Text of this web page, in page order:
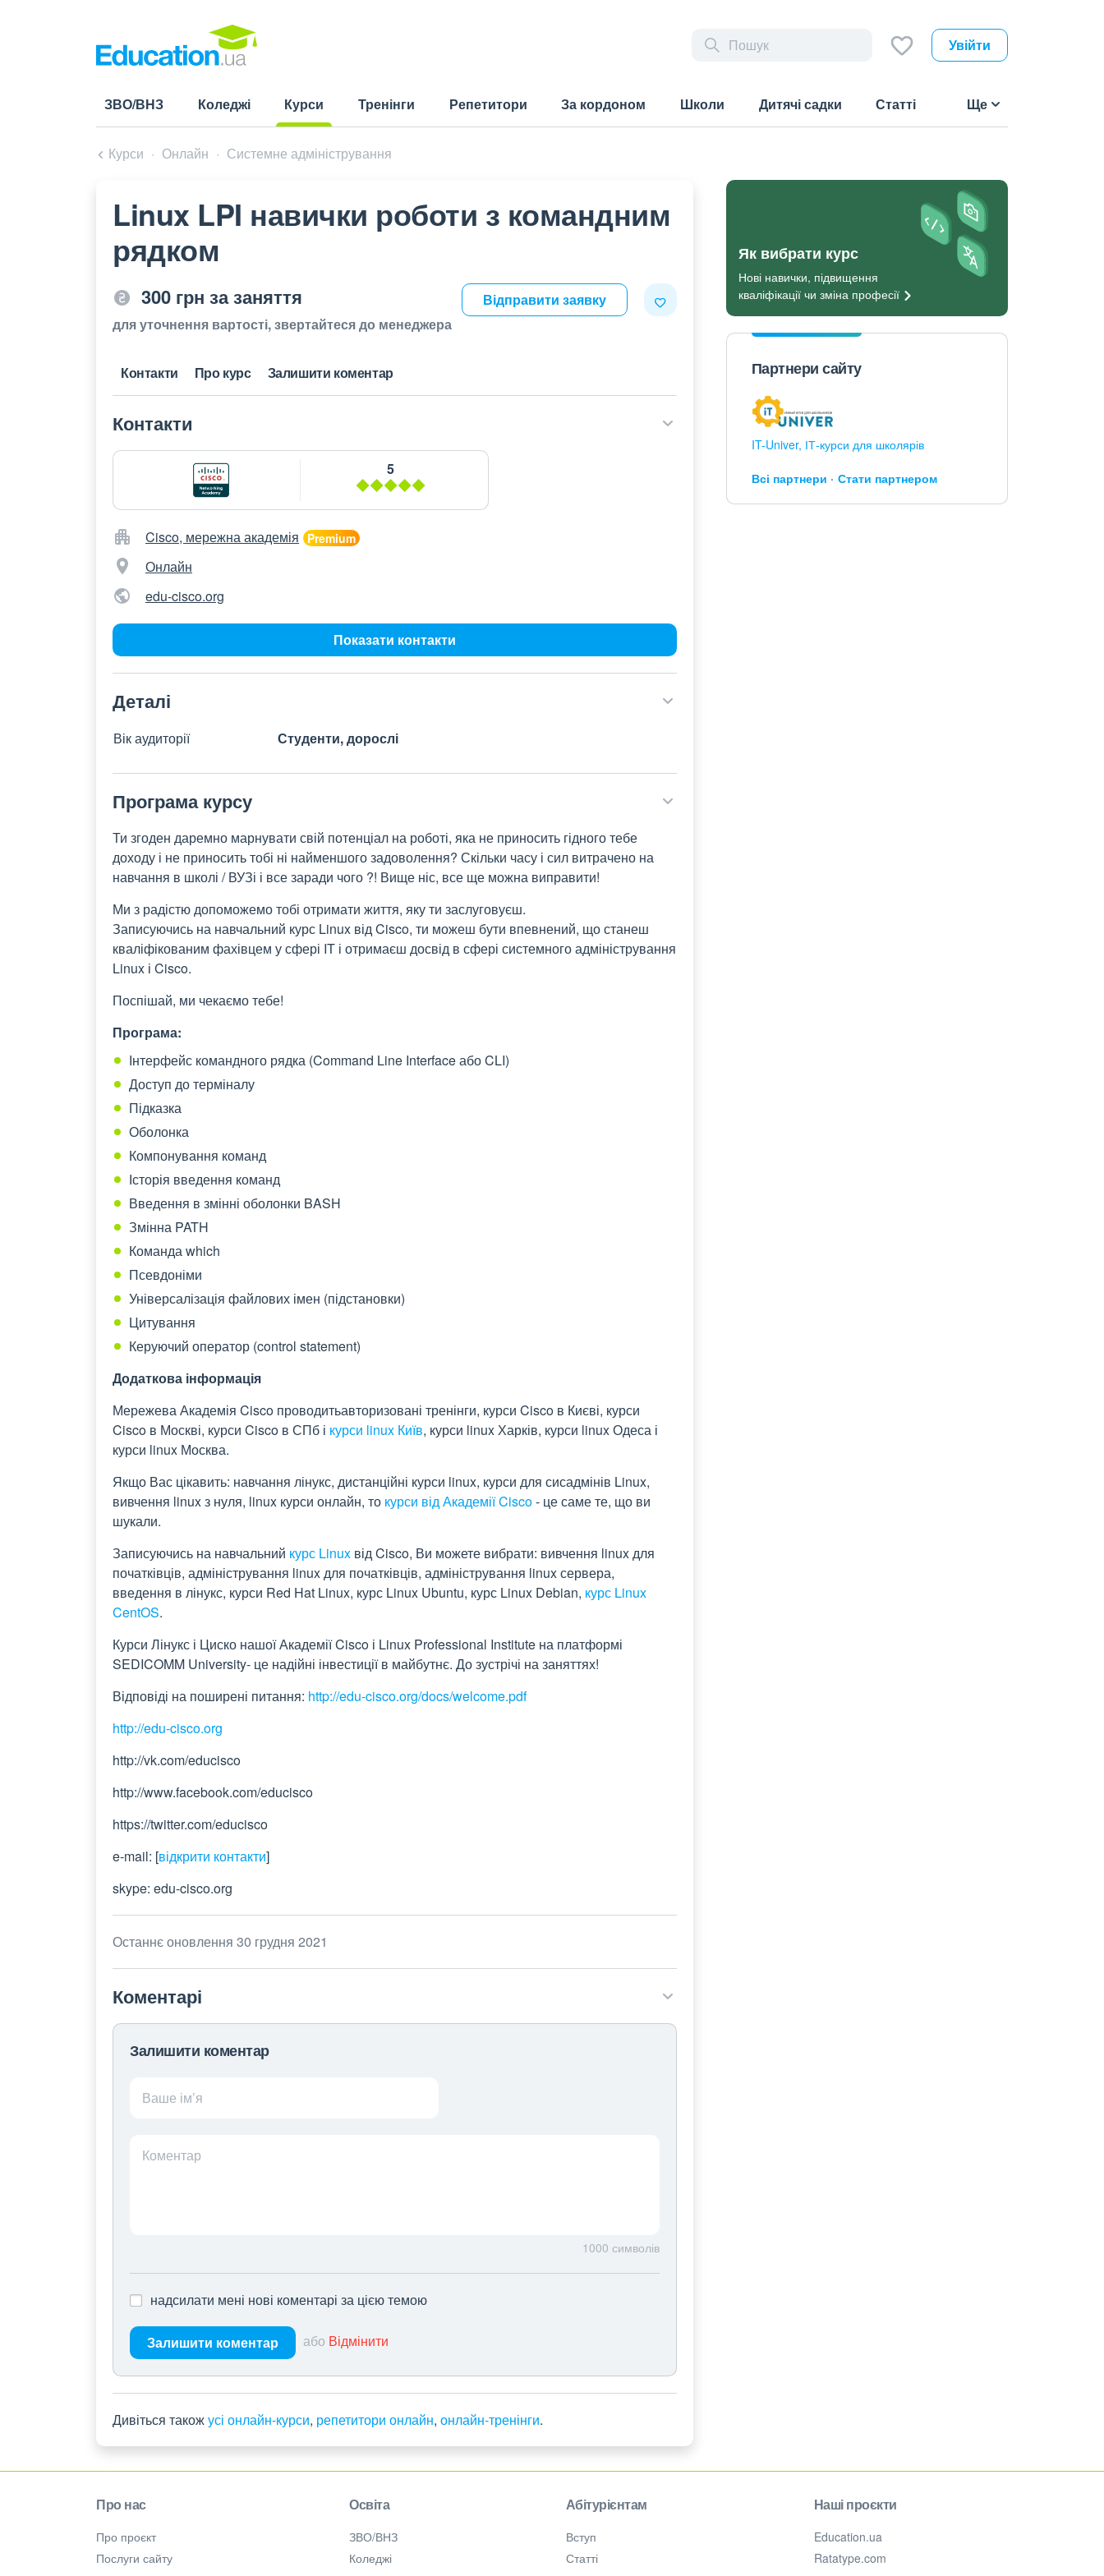
Увійти
ЗВО/ВНЗ Коледжі
Курси
Тренінги Репетитори За кордоном Школи Дитячі садки Статті Ще
Курси Онлайн Системне адміністрування
Linux LPI навички роботи з командним
рядком
300 грн за заняття
для уточнення вартості, звертайтеся до менеджера
Відправити заявку
Контакти Про курс Залишити коментар
Контакти
5
Cisco, мережна академія
Онлайн
edu-cisco.org
Показати контакти
Деталі
Вік аудиторії Студенти, дорослі
Програма курсу
Ти згоден даремно марнувати свій потенціал на роботі, яка не приносить гідного тебе
доходу і не приносить тобі ні найменшого задоволення? Скільки часу і сил витрачено на
навчання в школі / ВУЗі і все заради чого ?! Вище ніс, все ще можна виправити!
Ми з радістю допоможемо тобі отримати життя, яку ти заслуговуєш.
Записуючись на навчальний курс Linux від Cisco, ти можеш бути впевнений, що станеш
кваліфікованим фахівцем у сфері IT і отримаєш досвід в сфері системного адміністрування
Linux і Cisco.
Поспішай, ми чекаємо тебе!
Програма:
Інтерфейс командного рядка (Command Line Interface або CLI)
Доступ до терміналу
Підказка
Оболонка
Компонування команд
Історія введення команд
Введення в змінні оболонки BASH
Змінна PATH
Команда which
Псевдоніми
Універсалізація файлових імен (підстановки)
Цитування
Керуючий оператор (control statement)
Додаткова інформація
Мережева Академія Cisco проводитьавторизовані тренінги, курси Cisco в Києві, курси
Cisco в Москві, курси Cisco в СПб і курси linux Київ, курси linux Харків, курси linux Одеса і
курси linux Москва.
Якщо Вас цікавить: навчання лінукс, дистанційні курси linux, курси для сисадмінів Linux,
вивчення linux з нуля, linux курси онлайн, то курси від Академії Cisco- це саме те, що ви
шукали.
Записуючись на навчальний курс Linux від Cisco, Ви можете вибрати: вивчення linux для
початківців, адміністрування linux для початківців, адміністрування linux сервера,
введення в лінукс, курси Red Hat Linux, курс Linux Ubuntu, курс Linux Debian, курс Linux
CentOS.
Курси Лінукс і Циско нашої Академії Cisco і Linux Professional Institute на платформі
SEDICOMM University- це надійні інвестиції в майбутнє. До зустрічі на заняттях!
Відповіді на поширені питання: http://edu-cisco.org/docs/welcome.pdf
http://edu-cisco.org
http://vk.com/educisco
http://www.facebook.com/educisco
https://twitter.com/educisco
e-mail: [відкрити контакти]
skype: edu-cisco.org
Останнє оновлення 30 грудня 2021
Коментарі
Залишити коментар
Ваше ім’я
Коментар
1000 символів
надсилати мені нові коментарі за цією темою
Залишити коментар або Відмінити
Дивіться такожусі онлайн-курси, репетитори онлайн, онлайн-тренінги.
Як вибрати курс
Нові навички, підвищення
кваліфікації чи зміна професії
Партнери сайту
IT-Univer, ІТ-курси для школярів
Всі партнери Стати партнером
Про нас
Про проєкт
Послуги сайту
Освіта
ЗВО/ВНЗ
Коледжі
Абітурієнтам
Вступ
Статті
Наші проєкти
Education.ua
Ratatype.com